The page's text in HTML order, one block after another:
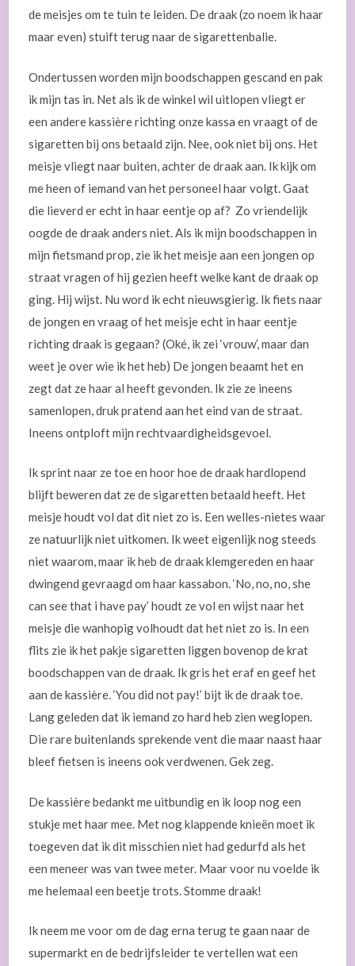
de meisjes om te tuin te leiden. De draak (zo noem ik haar
maar even) stuift terug naar de sigarettenbalie.
Ondertussen worden mijn boodschappen gescand en pak
ik mijn tas in. Net als ik de winkel wil uitlopen vliegt er
een andere kassière richting onze kassa en vraagt of de
sigaretten bij ons betaald zijn. Nee, ook niet bij ons. Het
meisje vliegt naar buiten, achter de draak aan. Ik kijk om
me heen of iemand van het personeel haar volgt. Gaat
die lieverd er echt in haar eentje op af? Zo vriendelijk
oogde de draak anders niet. Als ik mijn boodschappen in
mijn fietsmand prop, zie ik het meisje aan een jongen op
straat vragen of hij gezien heeft welke kant de draak op
ging. Hij wijst. Nu word ik echt nieuwsgierig. Ik fiets naar
de jongen en vraag of het meisje echt in haar eentje
richting draak is gegaan? (Oké, ik zei ‘vrouw’, maar dan
weet je over wie ik het heb) De jongen beaamt het en
zegt dat ze haar al heeft gevonden. Ik zie ze ineens
samenlopen, druk pratend aan het eind van de straat.
Ineens ontploft mijn rechtvaardigheidsgevoel.
Ik sprint naar ze toe en hoor hoe de draak hardlopend
blijft beweren dat ze de sigaretten betaald heeft. Het
meisje houdt vol dat dit niet zo is. Een welles-nietes waar
ze natuurlijk niet uitkomen. Ik weet eigenlijk nog steeds
niet waarom, maar ik heb de draak klemgereden en haar
dwingend gevraagd om haar kassabon. ‘No, no, no, she
can see that i have pay’ houdt ze vol en wijst naar het
meisje die wanhopig volhoudt dat het niet zo is. In een
flits zie ik het pakje sigaretten liggen bovenop de krat
boodschappen van de draak. Ik gris het eraf en geef het
aan de kassière. ‘You did not pay!’ bijt ik de draak toe.
Lang geleden dat ik iemand zo hard heb zien weglopen.
Die rare buitenlands sprekende vent die maar naast haar
bleef fietsen is ineens ook verdwenen. Gek zeg.
De kassière bedankt me uitbundig en ik loop nog een
stukje met haar mee. Met nog klappende knieën moet ik
toegeven dat ik dit misschien niet had gedurfd als het
een meneer was van twee meter. Maar voor nu voelde ik
me helemaal een beetje trots. Stomme draak!
Ik neem me voor om de dag erna terug te gaan naar de
supermarkt en de bedrijfsleider te vertellen wat een